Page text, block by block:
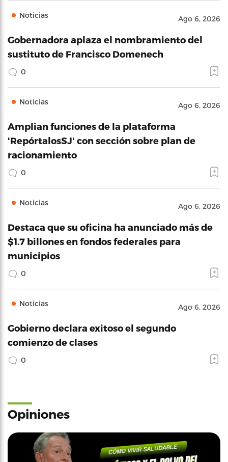
Noticias Ago 6, 2026
Gobernadora aplaza el nombramiento del
sustituto de Francisco Domenech
0
Noticias Ago 6, 2026
Amplian funciones de la plataforma
'RepórtalosSJ' con sección sobre plan de
racionamiento
0
Noticias Ago 6, 2026
Destaca que su oficina ha anunciado más de
$1.7 billones en fondos federales para
municipios
0
Noticias Ago 6, 2026
Gobierno declara exitoso el segundo
comienzo de clases
0
Opiniones